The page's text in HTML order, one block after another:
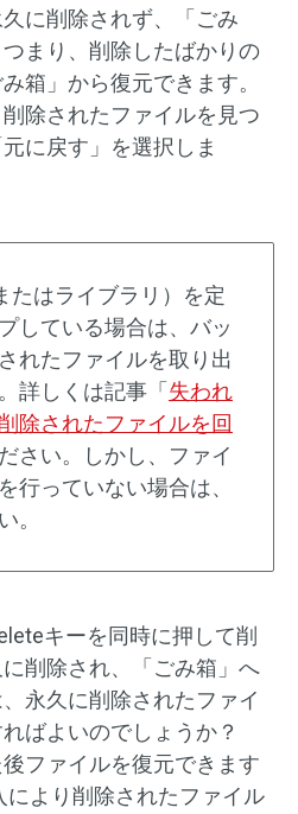
に削除されず、「ごみ
まり、削除したばかりの
箱」から復元できます。
削除されたファイルを見つ
に戻す」を選択しま
たはライブラリ）を定
している場合は、バッ
れたファイルを取り出
詳しくは記事「 失われ
除されたファイルを回
さい。しかし、ファイ
行っていない場合は、
。
キーを同時に押して削
削除され、「ごみ箱」へ
永久に削除されたファイ
ばよいのでしょうか？
後ファイルを復元できます
により削除されたファイル